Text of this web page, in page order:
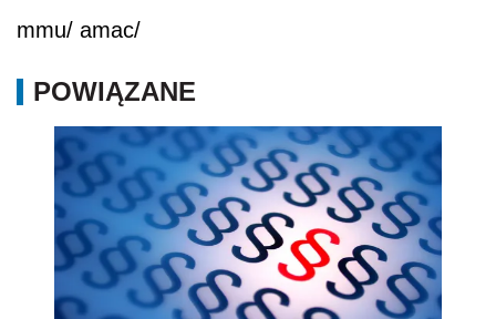
mmu/ amac/
POWIĄZANE